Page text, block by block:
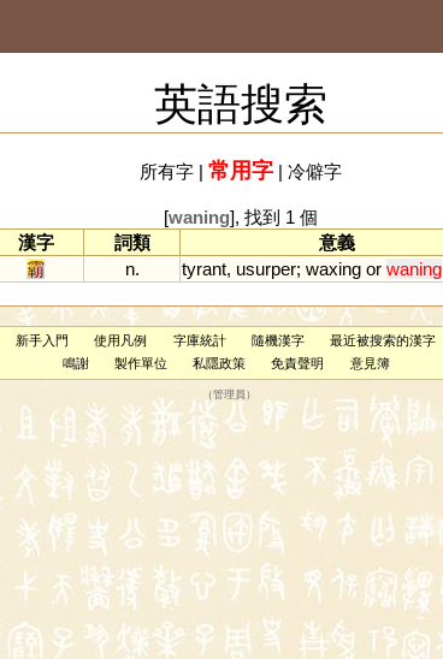
英語搜索
所有字| 常用字| 冷僻字
[waning], 找到 1 個
漢字
詞類
意義
霸
n. tyrant, usurper; waxing or waning
新手入門 使用凡例 字庫統計 隨機漢字
最近被搜索的漢字
鳴謝
製作單位 私隱政策 免責聲明 意見簿
（管理員 ）